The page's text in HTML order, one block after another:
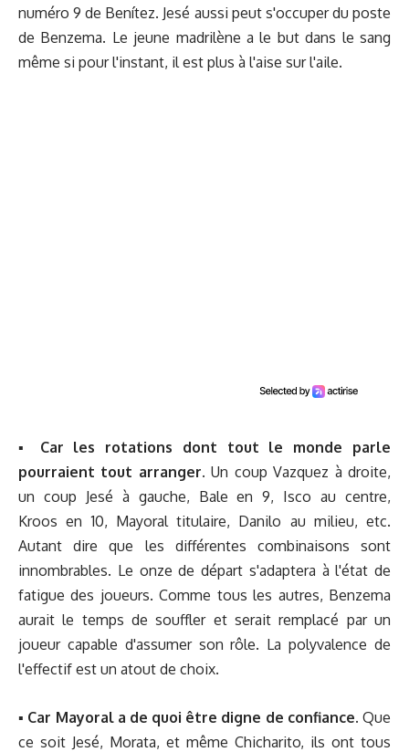
numéro 9 de Benítez. Jesé aussi peut s'occuper du poste
de Benzema. Le jeune madrilène a le but dans le sang
même si pour l'instant, il est plus à l'aise sur l'aile.
▪︎ Car les rotations dont tout le monde parle
pourraient tout arranger. Un coup Vazquez à droite,
un coup Jesé à gauche, Bale en 9, Isco au centre,
Kroos en 10, Mayoral titulaire, Danilo au milieu, etc.
Autant dire que les différentes combinaisons sont
innombrables. Le onze de départ s'adaptera à l'état de
fatigue des joueurs. Comme tous les autres, Benzema
aurait le temps de souffler et serait remplacé par un
joueur capable d'assumer son rôle. La polyvalence de
l'effectif est un atout de choix.
▪︎ Car Mayoral a de quoi être digne de confiance. Que
ce soit Jesé, Morata, et même Chicharito, ils ont tous